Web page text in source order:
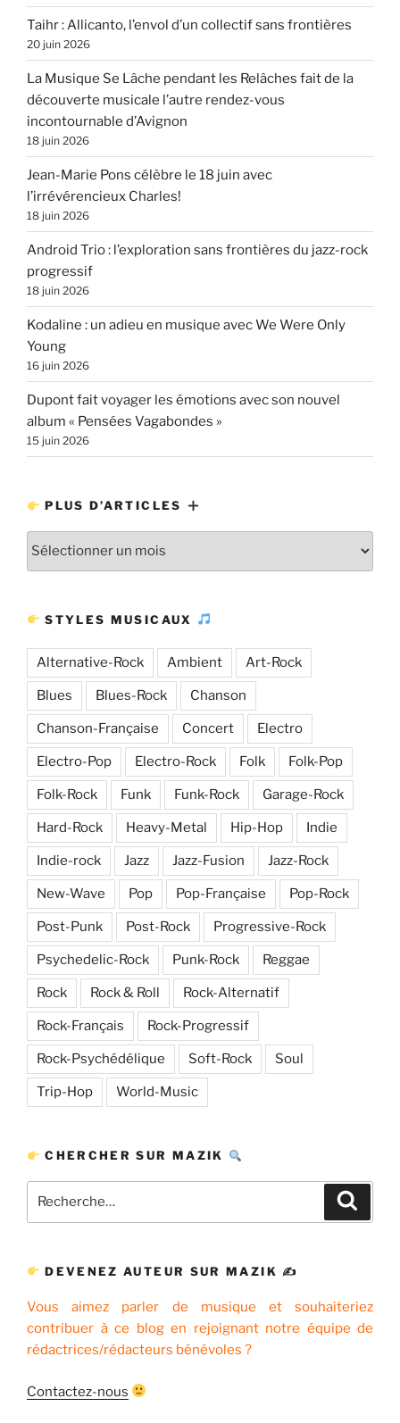
Taihr : Allicanto, l’envol d’un collectif sans frontières
20 juin 2026
La Musique Se Lâche pendant les Relâches fait de la
découverte musicale l’autre rendez-vous
incontournable d’Avignon
18 juin 2026
Jean-Marie Pons célèbre le 18 juin avec
l’irrévérencieux Charles!
18 juin 2026
Android Trio : l’exploration sans frontières du jazz-rock
progressif
18 juin 2026
Kodaline : un adieu en musique avec We Were Only
Young
16 juin 2026
Dupont fait voyager les émotions avec son nouvel
album « Pensées Vagabondes »
15 juin 2026
PLUS D’ARTICLES
STYLES MUSICAUX
Alternative-Rock Ambient Art-Rock
Blues Blues-Rock Chanson
Chanson-Française Concert Electro
Electro-Pop Electro-Rock Folk Folk-Pop
Folk-Rock Funk Funk-Rock Garage-Rock
Hard-Rock Heavy-Metal Hip-Hop Indie
Indie-rock Jazz Jazz-Fusion Jazz-Rock
New-Wave Pop Pop-Française Pop-Rock
Post-Punk Post-Rock Progressive-Rock
Psychedelic-Rock Punk-Rock Reggae
Rock Rock & Roll Rock-Alternatif
Rock-Français Rock-Progressif
Rock-Psychédélique Soft-Rock Soul
Trip-Hop World-Music
CHERCHER SUR MAZIK
pour
DEVENEZ AUTEUR SUR MAZIK ✍
Vous aimez parler de musique et souhaiteriez
contribuer à ce blog en rejoignant notre équipe de
rédactrices/rédacteurs bénévoles ?
Contactez-nous